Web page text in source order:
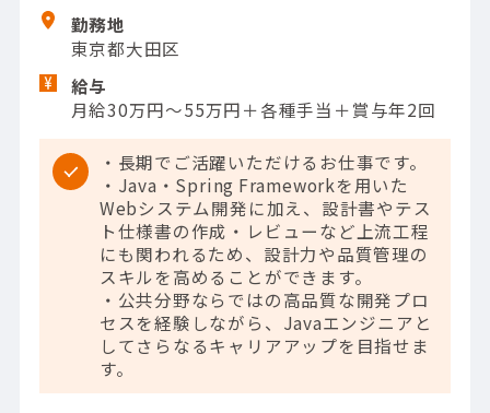
勤務地
東京都大田区
給与
月給30万円～55万円＋各種手当＋賞与年2回
・長期でご活躍いただけるお仕事です。
・Java・Spring Frameworkを用いた
Webシステム開発に加え、設計書やテス
ト仕様書の作成・レビューなど上流工程
にも関われるため、設計力や品質管理の
スキルを高めることができます。
・公共分野ならではの高品質な開発プロ
セスを経験しながら、Javaエンジニアと
してさらなるキャリアアップを目指せま
す。